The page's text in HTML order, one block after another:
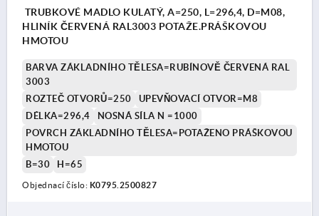
TRUBKOVÉ MADLO KULATÝ, A=250, L=296,4, D=M08,
HLINÍK ČERVENÁ RAL3003 POTAŽE.PRÁŠKOVOU
HMOTOU
BARVA ZÁKLADNÍHO TĚLESA=RUBÍNOVĚ ČERVENÁ RAL
3003
ROZTEČ OTVORŮ=250
UPEVŇOVACÍ OTVOR=M8
DÉLKA=296,4
NOSNÁ SÍLA N =1000
POVRCH ZÁKLADNÍHO TĚLESA=POTAŽENO PRÁŠKOVOU
HMOTOU
B=30
H=65
Objednací číslo: K0795.2500827